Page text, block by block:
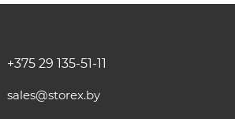
+375 29 135-51-11
sales@storex.by